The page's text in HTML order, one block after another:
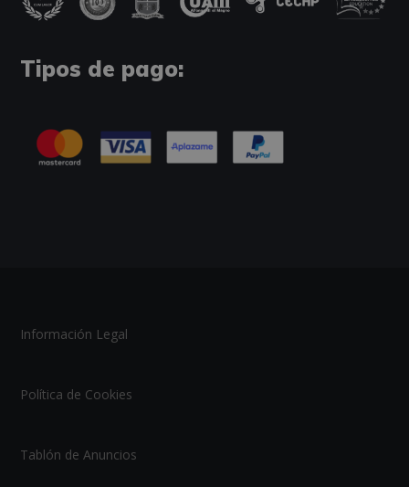
Tipos de pago:
Información Legal
Política de Cookies
Tablón de Anuncios